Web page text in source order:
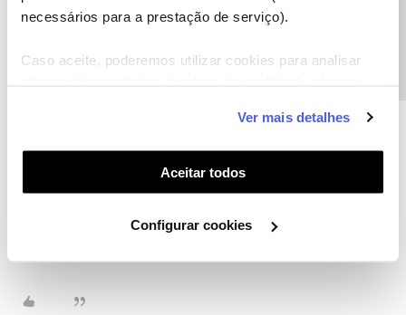
necessários para a prestação de serviço).
Caso aceite, poderemos utilizar cookies para analisar
funcionalidades (cookies de personalização e
funcionalidade) e adaptar anúncios aos seus interesses
(cookies de publicidade personalizada). Pode gerir a
utilização dos cookies clicando em "Configurar
Ver mais detalhes
Aceitar todos
Configurar cookies
como "Melhor Resposta" e faça "Like" nos melhores comentários.
Siga os perfis da moderação, através da opção "Seguir", para estar
Bom dia. Por favor, o router de 10gbps fornecido pela NOS aceita